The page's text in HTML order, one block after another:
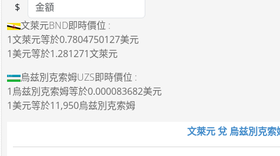
Amount
$
文萊元BND即時價位 :
1文萊元等於0.7804750127美元
1美元等於1.281271文萊元
烏兹別克索姆UZS即時價位 :
1烏兹別克索姆等於0.000083682美元
1美元等於11,950烏兹別克索姆
文萊元 兌 烏兹別克索